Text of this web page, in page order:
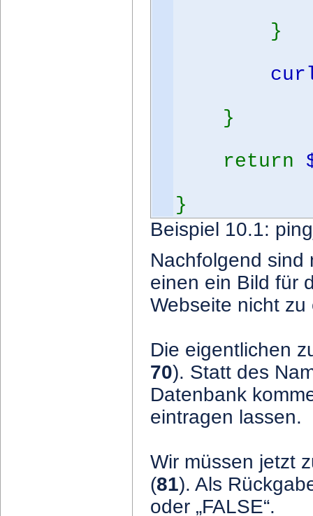
}
}
return
}
Beispiel 10.1:
Nachfolgend sind
einen ein Bild für
Webseite nicht zu
Die eigentlichen
70). Statt des
Datenbank
eintragen lassen.
Wir müssen jetzt
(81). Als
oder „FALSE“.